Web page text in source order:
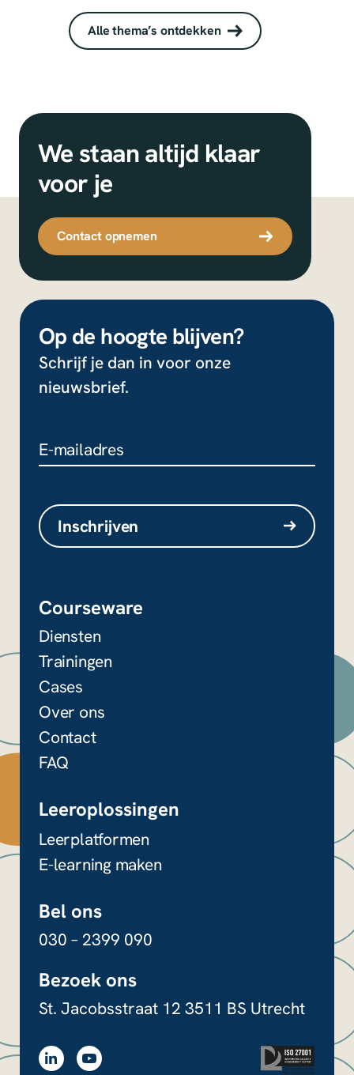
Alle thema’s ontdekken
We staan altijd klaar
voor je
Contact opnemen
Op de hoogte blijven?
Schrijf je dan in voor onze
nieuwsbrief.
validatiedoeleinden en moet niet
worden gewijzigd.
Inschrijven
Courseware
Diensten
Trainingen
Cases
Over ons
Contact
FAQ
Leeroplossingen
Leerplatformen
E-learning maken
Bel ons
030 – 2399 090
Bezoek ons
St. Jacobsstraat 12 3511 BS Utrecht